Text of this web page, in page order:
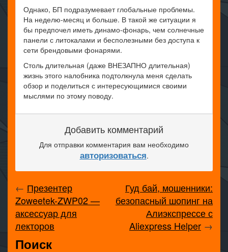
Однако, БП подразумевает глобальные проблемы.
На неделю-месяц и больше. В такой же ситуации я
бы предпочел иметь динамо-фонарь, чем солнечные
панели с литокалами и бесполезными без доступа к
сети брендовыми фонарями.
Столь длительная (даже ВНЕЗАПНО длительная)
жизнь этого налобника подтолкнула меня сделать
обзор и поделиться с интересующимися своими
мыслями по этому поводу.
Добавить комментарий
Для отправки комментария вам необходимо
авторизоваться.
← Презентер
Zoweetek-ZWP02 —
аксессуар для
лекторов
Гуд бай, мошенники:
безопасный шопинг на
Алиэкспрессе с
Aliexpress Helper →
Поиск